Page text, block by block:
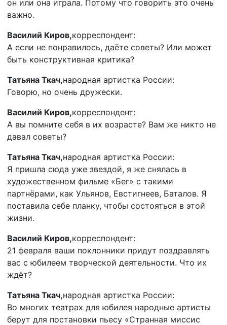
он или она играла. Потому что говорить это очень
важно.
Василий Киров,корреспондент:
А если не понравилось, даёте советы? Или может
быть конструктивная критика?
Татьяна Ткач,народная артистка России:
Говорю, но очень дружески.
Василий Киров,корреспондент:
А вы помните себя в их возрасте? Вам же никто не
давал советы?
Татьяна Ткач,народная артистка России:
Я пришла сюда уже звездой, я же снялась в
художественном фильме «Бег» с такими
партнёрами, как Ульянов, Евстигнеев, Баталов. Я
поставила себе планку, чтобы состояться в этой
жизни.
Василий Киров,корреспондент:
21 февраля ваши поклонники придут поздравлять
вас с юбилеем творческой деятельности. Что их
ждёт?
Татьяна Ткач,народная артистка России:
Во многих театрах для юбилея народные артисты
берут для постановки пьесу «Странная миссис